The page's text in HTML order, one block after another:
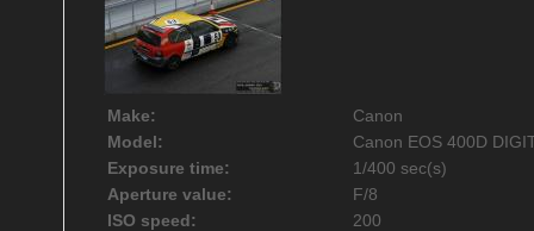
Make:
Canon
Model:
Canon EOS 400D
Exposure time:
1/400 sec(s)
Aperture value:
F/8
ISO speed:
200